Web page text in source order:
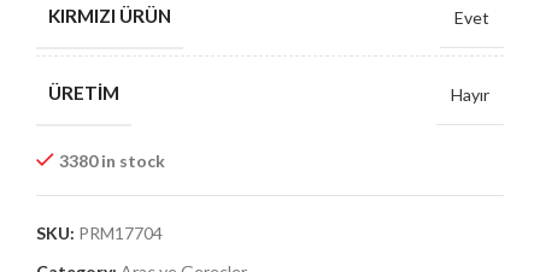
KIRMIZI ÜRÜN Evet
ÜRETIM Hayır
3380 in stock
SKU: PRM17704